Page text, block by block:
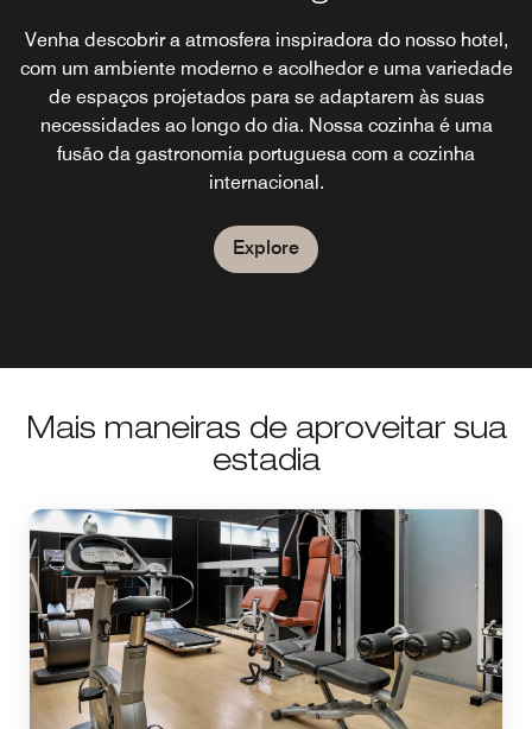
Venha descobrir a atmosfera inspiradora do nosso hotel,
com um ambiente moderno e acolhedor e uma variedade
de espaços projetados para se adaptarem às suas
necessidades ao longo do dia. Nossa cozinha é uma
fusão da gastronomia portuguesa com a cozinha
internacional.
Explore
Mais maneiras de aproveitar sua
estadia